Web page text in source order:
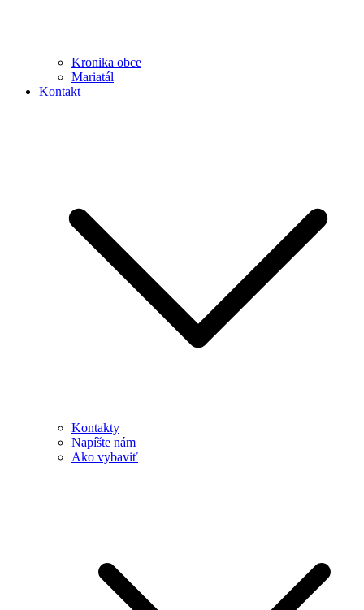
Kronika obce
Mariatál
Kontakt
Kontakty
Napíšte nám
Ako vybaviť